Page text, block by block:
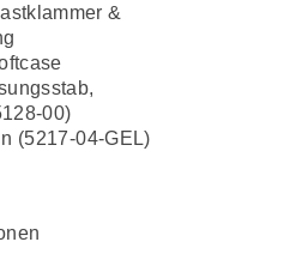
&
00)
(5217-04-GEL)